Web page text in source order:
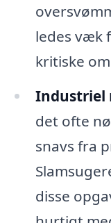
ledes væk
kritiske
Industriel
det ofte
snavs fra
disse